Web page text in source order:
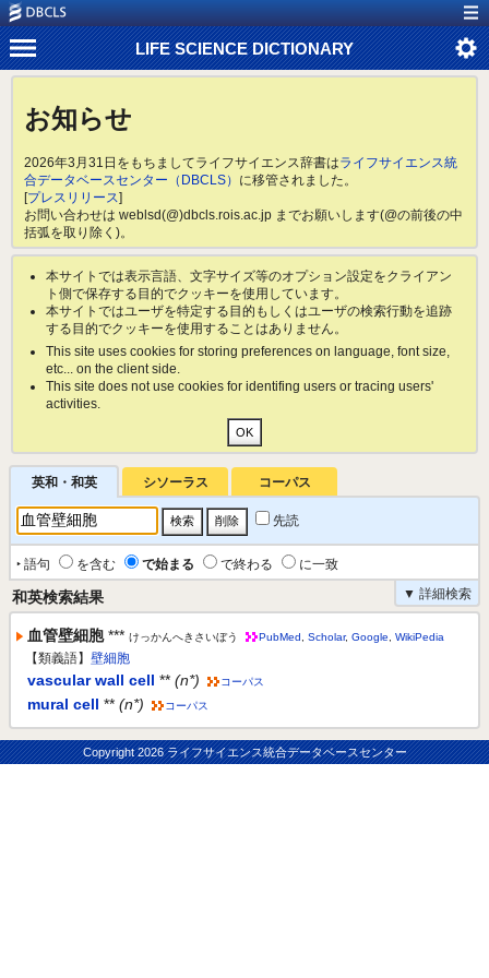
LIFE SCIENCE DICTIONARY
お知らせ
2026年3月31日をもちましてライフサイエンス辞書はライフサイエンス統
合データベースセンター（DBCLS） に移管されました。
[プレスリリース]
お問い合わせは weblsd(@)dbcls.rois.ac.jp までお願いします(@の前後の中
括弧を取り除く)。
本サイトでは表示言語、文字サイズ等のオプション設定をクライアン
ト側で保存する目的でクッキーを使用しています。
本サイトではユーザを特定する目的もしくはユーザの検索行動を追跡
する目的でクッキーを使用することはありません。
This site uses cookies for storing preferences on language, font size,
etc... on the client side.
This site does not use cookies for identifing users or tracing users'
activities.
英和・和英 シソーラス コーパス
先読
‣ 語句 を含む で始まる で終わる
に一致
▼ 詳細検索
和英検索結果
血管壁細胞 *** けっかんへきさいぼう PubMed Scholar, Google WikiPedia
【類義語】 壁細胞
vascular wall cell ** (n*) コーパス
mural cell ** (n*) コーパス
Copyright2026 ライフサイエンス統合データベースセンター